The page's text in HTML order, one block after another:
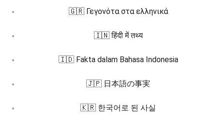
🇬🇷 Γεγονότα στα ελληνικά
🇮🇳 हिंदी में तथ्य
🇮🇩 Fakta dalam Bahasa Indonesia
🇯🇵 日本語の事実
🇰🇷 한국어로 된 사실